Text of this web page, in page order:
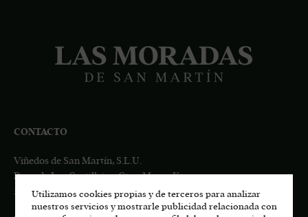
CONTACTO
Viñedos de San Martín, S.L.U.
Pago de Los Castillejos, Ctra. M-541 Km 4,7
28680 San Martín de Valdeiglesias, MADRID
Utilizamos cookies propias y de terceros para analizar
nuestros servicios y mostrarle publicidad relacionada con